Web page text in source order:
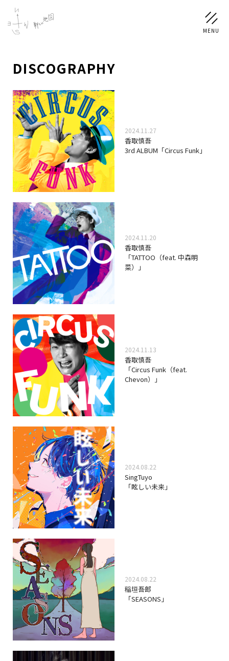
NEWS
SCHEDULE
PROFILE
稲垣 吾郎 草彅 剛 香取 慎吾
DISCOGRAPHY
CHIZUSHOP
NAKAMA入会
CHIZULOG
FAQ
お問い合わせ
メールマガジン登録/解除
DISCOGRAPHY
2024.11.27
香取慎吾
3rd ALBUM「Circus Funk」
2024.11.20
香取慎吾
「TATTOO（feat. 中森明
菜）」
2024.11.13
香取慎吾
「Circus Funk（feat.
Chevon）」
2024.08.22
SingTuyo
「眩しい未来」
2024.08.22
稲垣吾郎
「SEASONS」